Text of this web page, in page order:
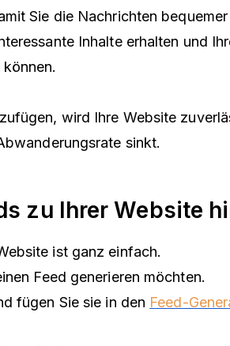
Sie die Nachrichten
Inhalte erhalten und
wird Ihre Website
sinkt.
zu Ihrer Website
ist ganz einfach.
Feed generieren möchten.
fügen Sie sie in den Feed-